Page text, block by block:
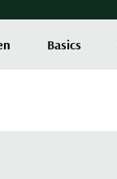
Basics